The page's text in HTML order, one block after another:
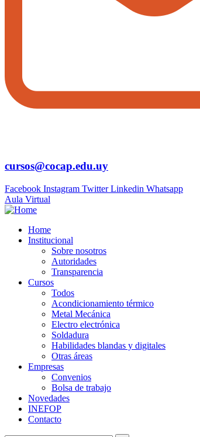
cursos@cocap.edu.uy
Facebook Instagram Twitter Linkedin Whatsapp
Aula Virtual
Home
Institucional
Sobre nosotros
Autoridades
Transparencia
Cursos
Todos
Acondicionamiento térmico
Metal Mecánica
Electro electrónica
Soldadura
Habilidades blandas y digitales
Otras áreas
Empresas
Convenios
Bolsa de trabajo
Novedades
INEFOP
Contacto